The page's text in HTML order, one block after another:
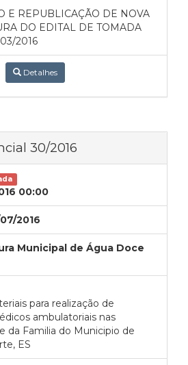
E REPUBLICAÇÃO DE NOVA
DO EDITAL DE TOMADA
2016
Detalhes
30/2016
00:00
2016
Municipal de Água Doce
para realização de
ambulatoriais nas
da Familia do Municipio de
ES